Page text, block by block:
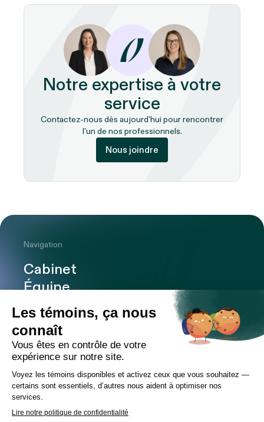
Notre expertise à votre
service
Contactez-nous dès aujourd'hui pour rencontrer
l'un de nos professionnels.
Nous joindre
Navigation
Cabinet
Équipe
Expertises
Bureaux
Carrière
Transactions
Nouvelles
Contact